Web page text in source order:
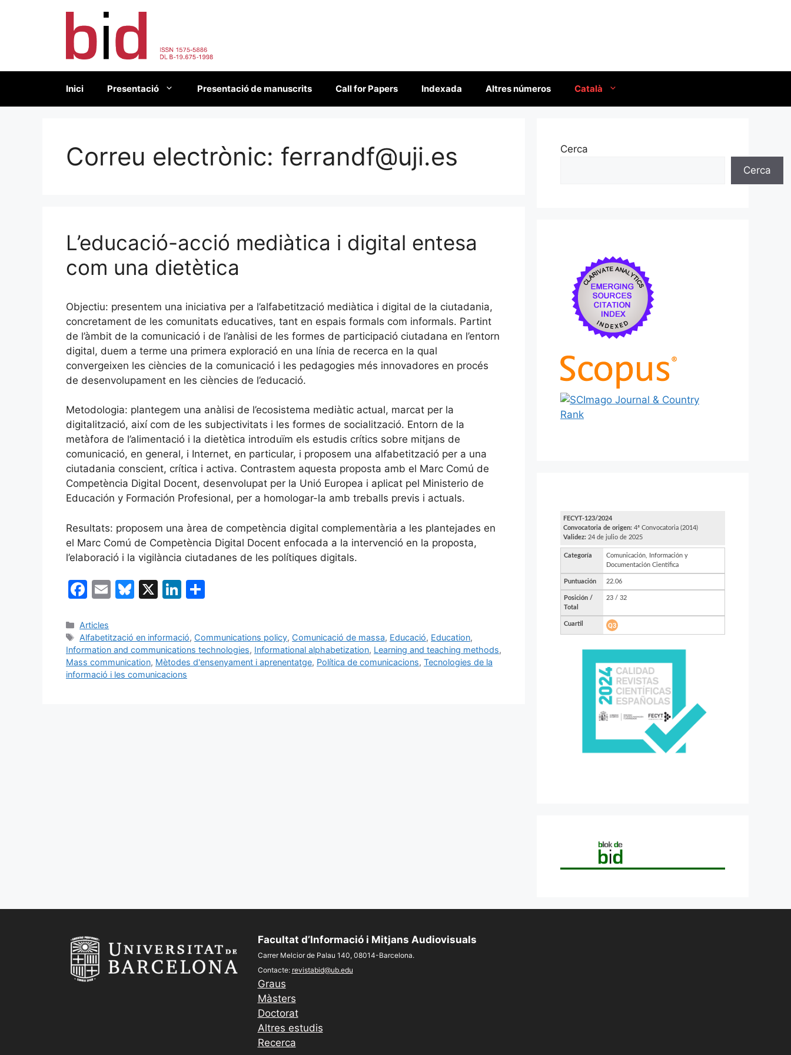
Inici Presentació Presentació de manuscrits Call for Papers Indexada Altres números Català
Correu electrònic: ferrandf@uji.es
L’educació-acció mediàtica i digital entesa
com una dietètica
Objectiu: presentem una iniciativa per a l’alfabetització mediàtica i digital de la ciutadania,
concretament de les comunitats educatives, tant en espais formals com informals. Partint
de l’àmbit de la comunicació i de l’anàlisi de les formes de participació ciutadana en l’entorn
digital, duem a terme una primera exploració en una línia de recerca en la qual
convergeixen les ciències de la comunicació i les pedagogies més innovadores en procés
de desenvolupament en les ciències de l’educació.
Metodologia: plantegem una anàlisi de l’ecosistema mediàtic actual, marcat per la
digitalització, així com de les subjectivitats i les formes de socialització. Entorn de la
metàfora de l’alimentació i la dietètica introduïm els estudis crítics sobre mitjans de
comunicació, en general, i Internet, en particular, i proposem una alfabetització per a una
ciutadania conscient, crítica i activa. Contrastem aquesta proposta amb el Marc Comú de
Competència Digital Docent, desenvolupat per la Unió Europea i aplicat pel Ministerio de
Educación y Formación Profesional, per a homologar-la amb treballs previs i actuals.
Resultats: proposem una àrea de competència digital complementària a les plantejades en
el Marc Comú de Competència Digital Docent enfocada a la intervenció en la proposta,
l’elaboració i la vigilància ciutadanes de les polítiques digitals.
F
c
e
b
o
E
l
Bl
s
k
y
X
Li
e
dI
n
p
ar
Categories
Articles
Etiquetes
Alfabetització en informació, Communications policy, Comunicació de massa, Educació, Education,
Information and communications technologies, Informational alphabetization, Learning and teaching methods,
Mass communication, Mètodes d'ensenyament i aprenentatge, Política de comunicacions, Tecnologies de la
informació i les comunicacions
Cerca
Cerca
Facultat d’Informació i Mitjans Audiovisuals
Carrer Melcior de Palau 140, 08014-Barcelona.
Contacte: revistabid@ub.edu
Graus
Màsters
Doctorat
Altres estudis
Recerca